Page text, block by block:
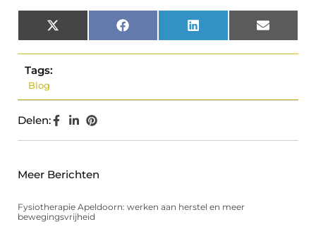
X
(Twitter)
Facebook LinkedIn Email
Tags:
Blog
Delen:
Meer Berichten
Fysiotherapie Apeldoorn: werken aan herstel en meer
bewegingsvrijheid